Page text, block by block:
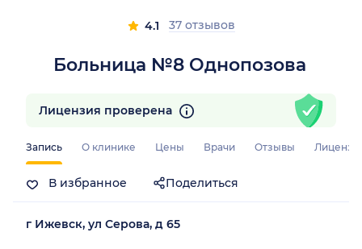
Больница №8 Однопозова
4.1 37 отзывов
Запись О клинике Цены Врачи Отзывы
В избранное Поделиться
Лицензия проверена
г Ижевск, ул Серова, д 65